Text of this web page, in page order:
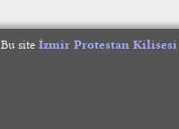
Bu site İzmir Protestan Kilisesi